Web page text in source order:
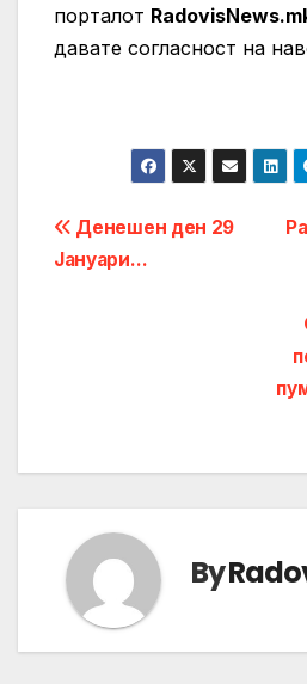
порталот
давате согласност на
Post
navigation
Денешен ден 29
Јануари…
By